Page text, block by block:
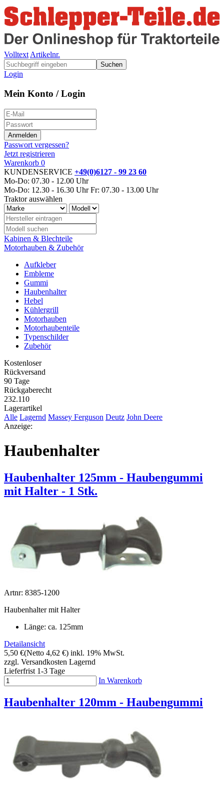
Volltext Artikelnr.
Suchen
Login
Mein Konto / Login
Passwort vergessen?
Jetzt registrieren
Warenkorb 0
KUNDENSERVICE +49(0)6127 - 99 23 60
Mo-Do: 07.30 - 12.00 Uhr
Mo-Do: 12.30 - 16.30 Uhr Fr: 07.30 - 13.00 Uhr
Traktor auswählen
Kabinen & Blechteile
Motorhauben & Zubehör
Aufkleber
Embleme
Gummi
Haubenhalter
Hebel
Kühlergrill
Motorhauben
Motorhaubenteile
Typenschilder
Zubehör
Kostenloser
Rückversand
90 Tage
Rückgaberecht
232.110
Lagerartikel
Alle Lagernd Massey Ferguson Deutz John Deere
Anzeige:
Haubenhalter
Haubenhalter 125mm - Haubengummi
mit Halter - 1 Stk.
Artnr: 8385-1200
Haubenhalter mit Halter
Länge: ca. 125mm
Detailansicht
5,50 €(Netto 4,62 €) inkl. 19% MwSt.
zzgl. Versandkosten Lagernd
Lieferfrist 1-3 Tage
In Warenkorb
Haubenhalter 120mm - Haubengummi